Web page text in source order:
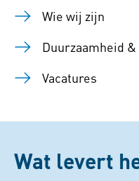
Wie wij zijn
Duurzaamheid &
Vacatures
Wat levert